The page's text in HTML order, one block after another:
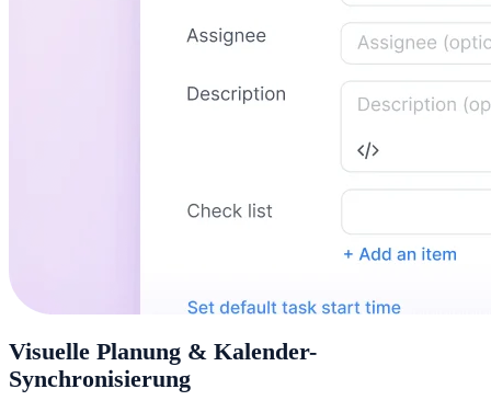
Visuelle Planung & Kalender-
Synchronisierung